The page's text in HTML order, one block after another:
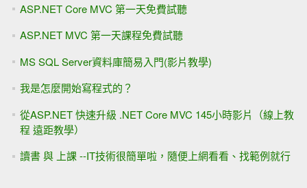
ASP.NET Core MVC 第一天免費試聽
ASP.NET MVC 第一天課程免費試聽
MS SQL Server資料庫簡易入門(影片教學)
我是怎麼開始寫程式的？
從ASP.NET 快速升級 .NET Core MVC 145小時影片（線上教
程 遠距教學）
讀書 與 上課 --IT技術很簡單啦，隨便上網看看、找範例就行